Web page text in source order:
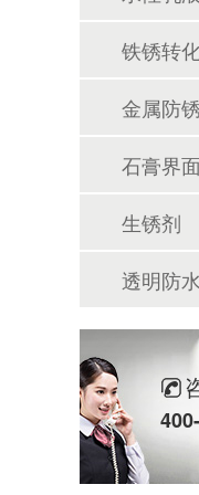
铁锈转
金属防
石膏界
生锈剂
透明防